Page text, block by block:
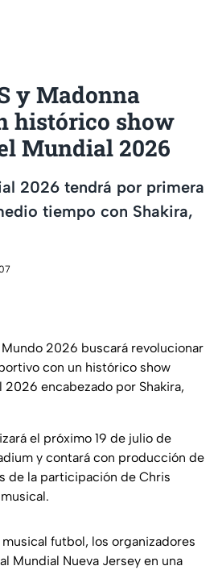
y Madonna
histórico show
Mundial 2026
2026 tendrá por primera
tiempo con Shakira,
2026 buscará revolucionar
con un histórico show
encabezado por Shakira,
el próximo 19 de julio de
y contará con producción de
de la participación de Chris
futbol, los organizadores
Mundial Nueva Jersey en una